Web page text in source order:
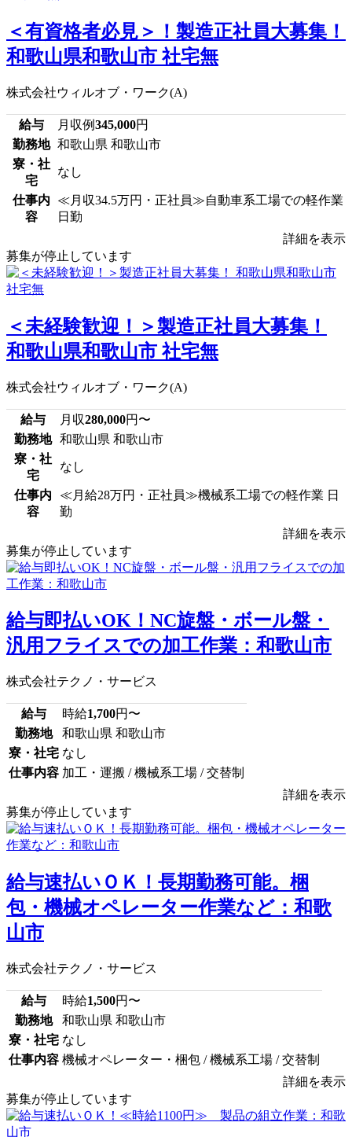
＜有資格者必見＞！製造正社員大募集！
和歌山県和歌山市 社宅無
株式会社ウィルオブ・ワーク(A)
給与 月収例345,000円
勤務地 和歌山県 和歌山市
寮・社
宅
なし
仕事内
容
≪月収34.5万円・正社員≫自動車系工場での軽作業
日勤
詳細を表示
募集が停止しています
＜未経験歓迎！＞製造正社員大募集！
和歌山県和歌山市 社宅無
株式会社ウィルオブ・ワーク(A)
給与 月収280,000円〜
勤務地
和歌山県 和歌山市
寮・社
宅
なし
仕事内
容
≪月給28万円・正社員≫機械系工場での軽作業 日
勤
詳細を表示
募集が停止しています
給与即払いOK！NC旋盤・ボール盤・
汎用フライスでの加工作業：和歌山市
株式会社テクノ・サービス
給与 時給1,700円〜
勤務地
和歌山県 和歌山市
寮・社宅 なし
仕事内容 加工・運搬 / 機械系工場 / 交替制
詳細を表示
募集が停止しています
給与速払いＯＫ！長期勤務可能。梱
包・機械オペレーター作業など：和歌
山市
株式会社テクノ・サービス
給与 時給1,500円〜
勤務地
和歌山県 和歌山市
寮・社宅 なし
仕事内容 機械オペレーター・梱包 / 機械系工場 / 交替制
詳細を表示
募集が停止しています